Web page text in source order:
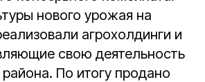
нового урожая на
агрохолдинги и
свою деятельность
По итогу продано